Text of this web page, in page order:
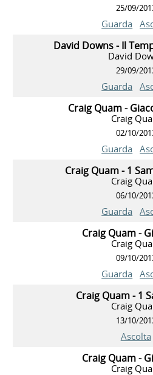
25/09/
Guarda
David Downs - Il
David
29/09/
Guarda
Craig Quam -
Craig
02/10/
Guarda
Craig Quam - 1
Craig
06/10/
Guarda
Craig Quam -
Craig
09/10/
Guarda
Craig Quam - 1
Craig
13/10/
Ascolta
Craig Quam -
Craig